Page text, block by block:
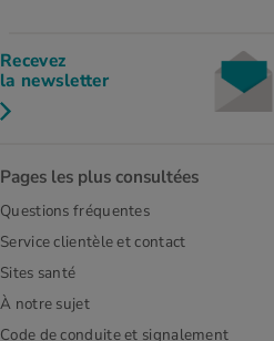
Recevez
la newsletter
Pages les plus consultées
Questions fréquentes
Service clientèle et contact
Sites santé
À notre sujet
Code de conduite et signalement